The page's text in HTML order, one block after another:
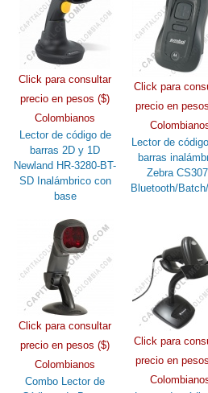
Click para consultar
precio en pesos ($)
Colombianos
Lector de código de
barras 2D y 1D
Newland HR-3280-BT-
SD Inalámbrico con
base
Click para
precio en
Lector de
barras
Zebra
Bluetooth/
Click para consultar
precio en pesos ($)
Colombianos
Combo Lector de
Click para
precio en